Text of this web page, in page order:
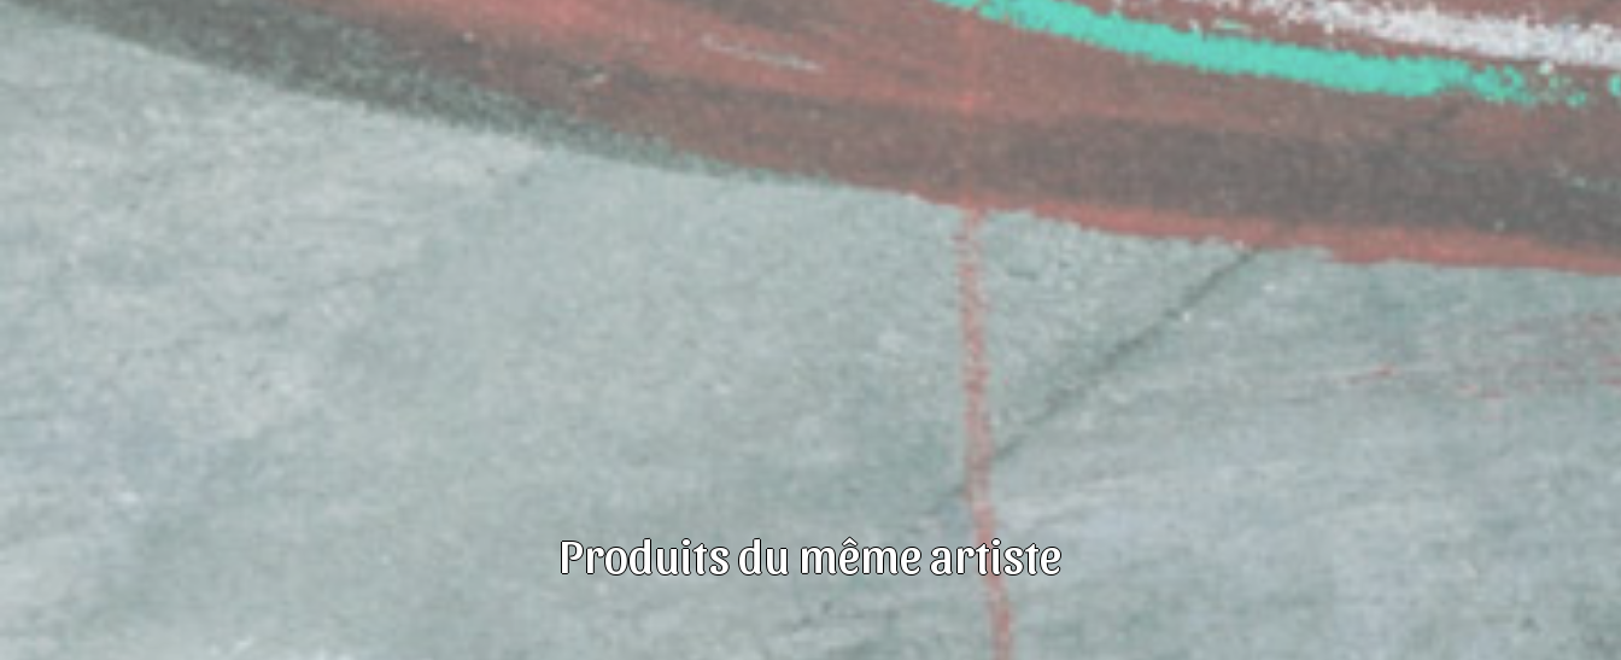
Produits du même artiste